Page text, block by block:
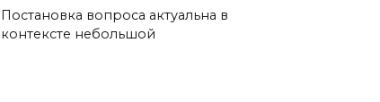
Постановка вопроса актуальна в
контексте небольшой